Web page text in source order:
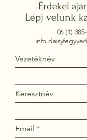
Érdekel
Lépj velünk
06 (1)
Vezetéknév
Keresztnév
Email